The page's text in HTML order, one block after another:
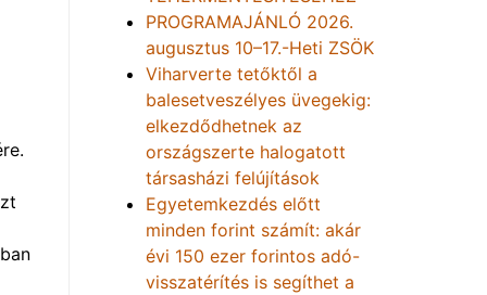
PROGRAMAJÁNLÓ 2026.
augusztus 10–17.-Heti ZSÖK
Viharverte tetőktől a
balesetveszélyes üvegekig:
elkezdődhetnek az
országszerte halogatott
társasházi felújítások
Egyetemkezdés előtt
minden forint számít: akár
évi 150 ezer forintos adó-
visszatérítés is segíthet a